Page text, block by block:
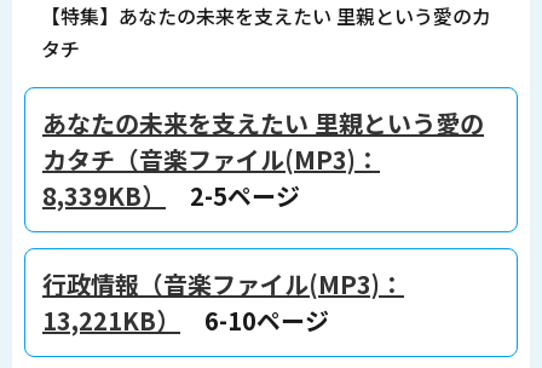
【特集】あなたの未来を支えたい 里親という愛のカ
タチ
あなたの未来を支えたい 里親という愛の
カタチ（音楽ファイル(MP3)：
8,339KB）
2-5ページ
行政情報（音楽ファイル(MP3)：
13,221KB）
6-10ページ